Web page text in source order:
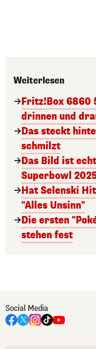
Weiterlesen
Fritz!Box 6860
drinnen und
Das steckt
schmilzt
Das Bild ist
Superbowl
Hat Selenski
"Alles Unsinn"
Die ersten
stehen fest
Social Media